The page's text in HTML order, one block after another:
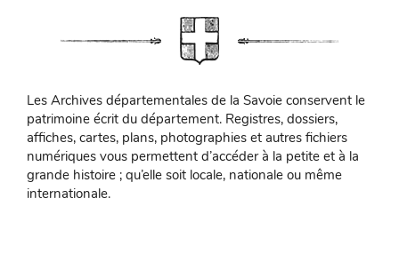
Les Archives départementales de la Savoie conservent le
patrimoine écrit du département. Registres, dossiers,
affiches, cartes, plans, photographies et autres fichiers
numériques vous permettent d’accéder à la petite et à la
grande histoire ; qu’elle soit locale, nationale ou même
internationale.